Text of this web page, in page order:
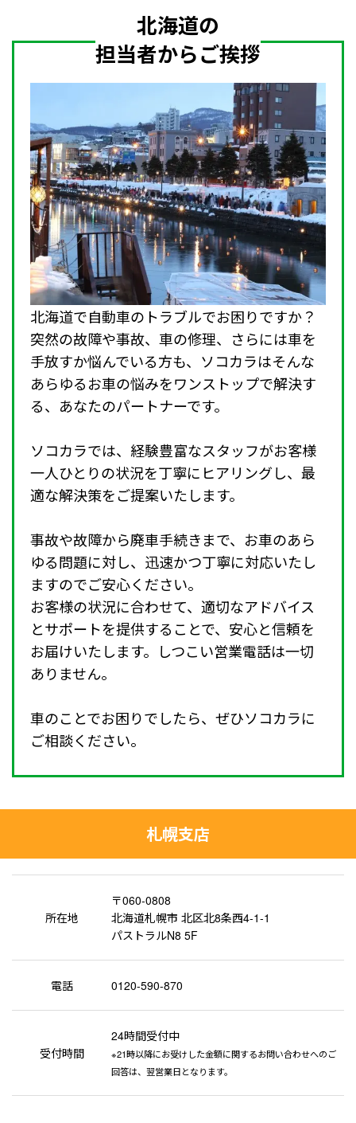
北海道の
担当者からご挨拶
北海道で自動車のトラブルでお困りですか？
突然の故障や事故、車の修理、さらには車を
手放すか悩んでいる方も、ソコカラはそんな
あらゆるお車の悩みをワンストップで解決す
る、あなたのパートナーです。
ソコカラでは、経験豊富なスタッフがお客様
一人ひとりの状況を丁寧にヒアリングし、最
適な解決策をご提案いたします。
事故や故障から廃車手続きまで、お車のあら
ゆる問題に対し、迅速かつ丁寧に対応いたし
ますのでご安心ください。
お客様の状況に合わせて、適切なアドバイス
とサポートを提供することで、安心と信頼を
お届けいたします。しつこい営業電話は一切
ありません。
車のことでお困りでしたら、ぜひソコカラに
ご相談ください。
札幌支店
所在地
〒060-0808
北海道札幌市 北区北8条西4-1-1
パストラルN8 5F
電話 0120-590-870
受付時間
24時間受付中
※21時以降にお受けした金額に関するお問い合わせへのご
回答は、翌営業日となります。